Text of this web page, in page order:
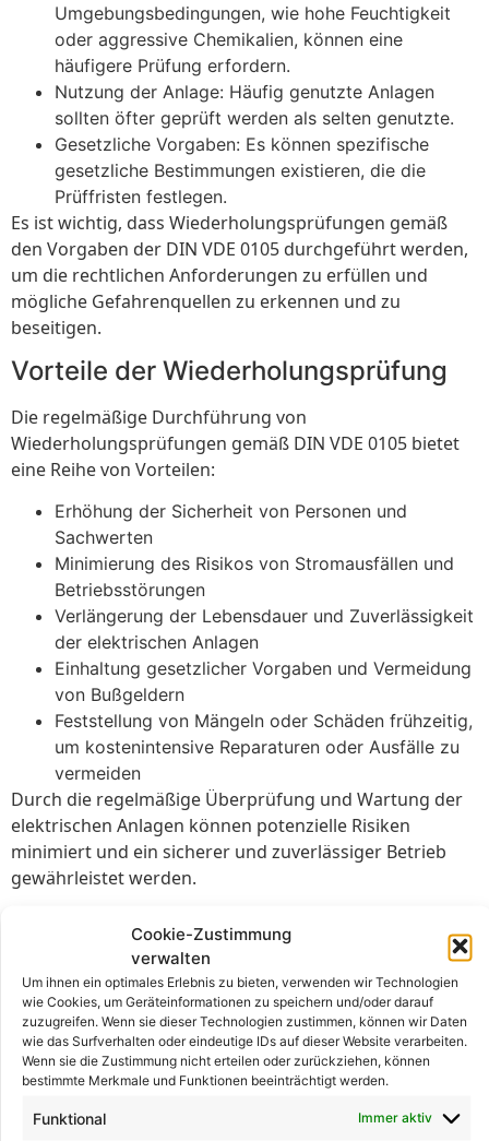
Cookie-Zustimmung
verwalten
Um ihnen ein optimales Erlebnis zu bieten, verwenden wir Technologien
wie Cookies, um Geräteinformationen zu speichern und/oder darauf
zuzugreifen. Wenn sie dieser Technologien zustimmen, können wir Daten
wie das Surfverhalten oder eindeutige IDs auf dieser Website verarbeiten.
Wenn sie die Zustimmung nicht erteilen oder zurückziehen, können
bestimmte Merkmale und Funktionen beeinträchtigt werden.
Funktional Immer aktiv
Umgebungsbedingungen, wie hohe Feuchtigkeit
oder aggressive Chemikalien, können eine
häufigere Prüfung erfordern.
Nutzung der Anlage: Häufig genutzte Anlagen
sollten öfter geprüft werden als selten genutzte.
Gesetzliche Vorgaben: Es können spezifische
gesetzliche Bestimmungen existieren, die die
Prüffristen festlegen.
Es ist wichtig, dass Wiederholungsprüfungen gemäß
den Vorgaben der DIN VDE 0105 durchgeführt werden,
um die rechtlichen Anforderungen zu erfüllen und
mögliche Gefahrenquellen zu erkennen und zu
beseitigen.
Vorteile der Wiederholungsprüfung
Die regelmäßige Durchführung von
Wiederholungsprüfungen gemäß DIN VDE 0105 bietet
eine Reihe von Vorteilen:
Erhöhung der Sicherheit von Personen und
Sachwerten
Minimierung des Risikos von Stromausfällen und
Betriebsstörungen
Verlängerung der Lebensdauer und Zuverlässigkeit
der elektrischen Anlagen
Einhaltung gesetzlicher Vorgaben und Vermeidung
von Bußgeldern
Feststellung von Mängeln oder Schäden frühzeitig,
um kostenintensive Reparaturen oder Ausfälle zu
vermeiden
Durch die regelmäßige Überprüfung und Wartung der
elektrischen Anlagen können potenzielle Risiken
minimiert und ein sicherer und zuverlässiger Betrieb
gewährleistet werden.
Tipps für die Durchführung
von
Wiederholungsprüfungen
Um Wiederholungsprüfungen nach DIN VDE 0105
effizient und zuverlässig durchzuführen, sollten
folgende Tipps beachtet werden: